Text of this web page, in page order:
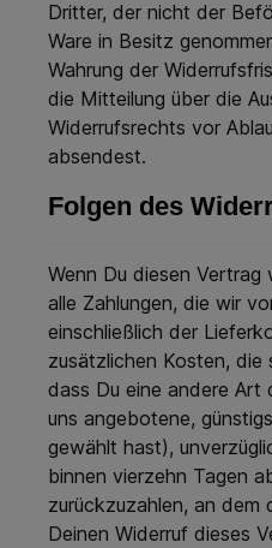
Dritter, der nicht der
Ware in Besitz
Wahrung der
die Mitteilung über die
Widerrufsrechts vor
absendest.
Folgen des
Wenn Du diesen
alle Zahlungen, die wir
einschließlich der
zusätzlichen Kosten, die
dass Du eine andere Art
uns angebotene,
gewählt hast),
binnen vierzehn Tagen
zurückzuzahlen, an dem
Deinen Widerruf dieses